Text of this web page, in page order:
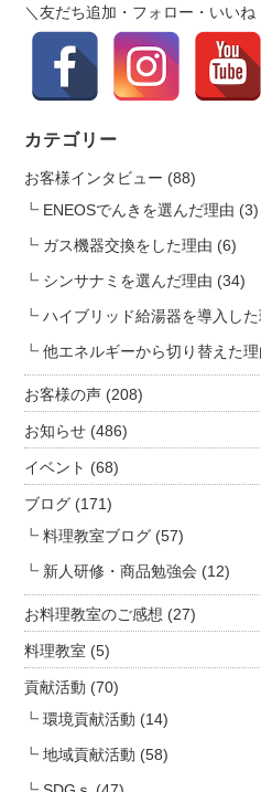
a
o
＼友だち追加・フォロー・いい
カテゴリー
お客様インタビュー (88)
ENEOSでんきを選んだ理由 (3)
ガス機器交換をした理由 (6)
シンサナミを選んだ理由 (34)
ハイブリッド給湯器を導入し
他エネルギーから切り替えた理
お客様の声 (208)
お知らせ (486)
イベント (68)
ブログ (171)
料理教室ブログ (57)
新人研修・商品勉強会 (12)
お料理教室のご感想 (27)
料理教室 (5)
貢献活動 (70)
環境貢献活動 (14)
地域貢献活動 (58)